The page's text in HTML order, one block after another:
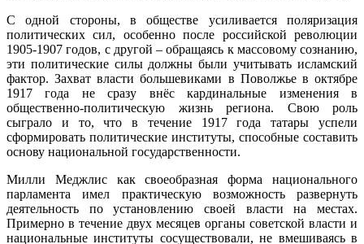
С одной стороны, в обществе усиливается поляризация
политических сил, особенно после российской революции
1905-1907 годов, с другой – обращаясь к массовому сознанию,
эти политические силы должны были учитывать исламский
фактор. Захват власти большевиками в Поволжье в октябре
1917 года не сразу внёс кардинальные изменения в
общественно-политическую жизнь региона. Свою роль
сыграло и то, что в течение 1917 года татары успели
сформировать политические институты, способные составить
основу национальной государственности.
Милли Меджлис как своеобразная форма национального
парламента имел практическую возможность развернуть
деятельность по установлению своей власти на местах.
Примерно в течение двух месяцев органы советской власти и
национальные институты сосуществовали, не вмешиваясь в